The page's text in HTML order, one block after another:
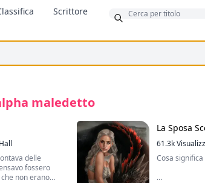
Scrittore
maledetto
delle
fossero
non erano
La Sposa
61.3k
Cosa